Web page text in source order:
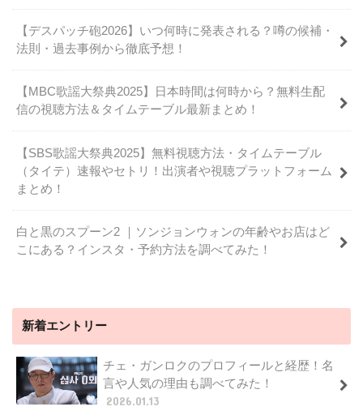
【デスパッチ砲2026】いつ何時に発表される？噂の候補・
法則・過去事例から徹底予想！
【MBC歌謡大祭典2025】日本時間は何時から？無料生配
信の視聴方法＆タイムテーブル最新まとめ！
【SBS歌謡大祭典2025】無料視聴方法・タイムテーブル
（タイテ）速報やセトリ！出演者や視聴プラットフォーム
まとめ！
白と黒のスプーン2 ｜ソンジョンウォンの年齢やお店はど
こにある？インスタ・予約方法を調べてみた！
新着エントリー
チェ・ガンロクのプロフィールと経歴！名
言や人気の理由も調べてみた！
2026.01.13